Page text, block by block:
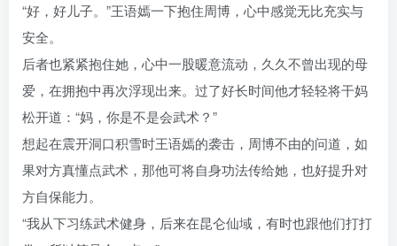
“好，好儿子。”王语嫣一下抱住周博，心中感觉无比充实与
安全。
后者也紧紧抱住她，心中一股暖意流动，久久不曾出现的母
爱，在拥抱中再次浮现出来。过了好长时间他才轻轻将干妈
松开道：“妈，你是不是会武术？”
想起在震开洞口积雪时王语嫣的袭击，周博不由的问道，如
果对方真懂点武术，那他可将自身功法传给她，也好提升对
方自保能力。
“我从下习练武术健身，后来在昆仑仙域，有时也跟他们打打